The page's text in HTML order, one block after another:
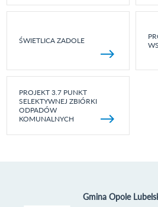
ŚWIETLICA ZADOLE
PROJEKT 3.7 PUNKT
SELEKTYWNEJ ZBIÓRKI
ODPADÓW
KOMUNALNYCH
Gmina Opole